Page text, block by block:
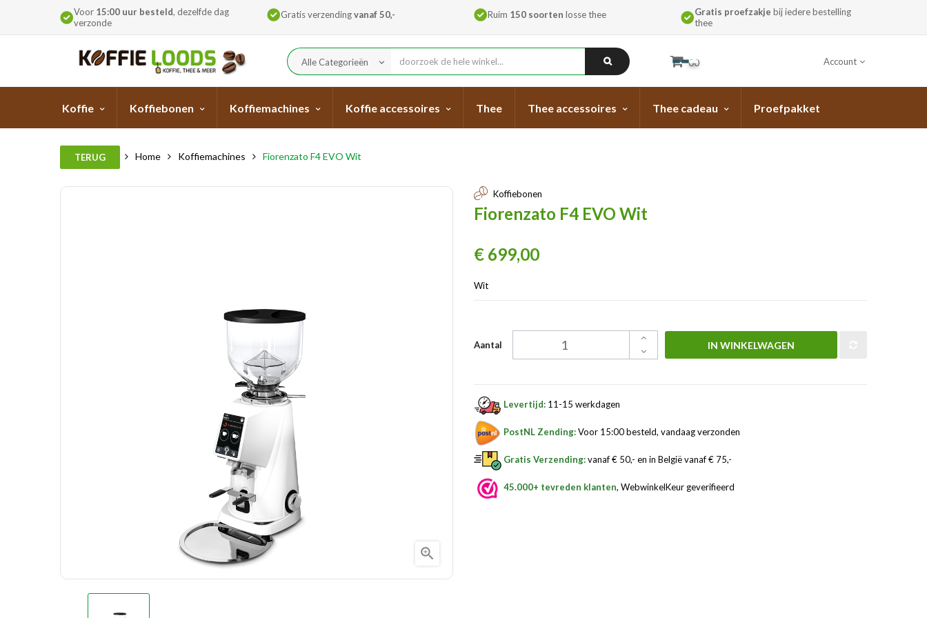
Voor 15:00 uur besteld, dezelfde dag
verzonde
Gratis verzendingvanaf 50,- Ruim 150 soorten losse thee Gratis proefzakje bij iedere bestelling
thee
Alle Categorieën keyboard_arrow_down 00 Account
Koffie Koffiebonen Koffiemachines Koffie accessoires Thee Thee accessoires Thee cadeau Proefpakket
TERUG Home Koffiemachines Fiorenzato F4 EVO Wit

Koffiebonen
Fiorenzato F4 EVO Wit
€ 699,00
Wit
Aantal IN WINKELWAGEN
Levertijd: 11-15 werkdagen
PostNL Zending:Voor 15:00 besteld, vandaag verzonden
Gratis Verzending:vanaf € 50,- en in België vanaf € 75,-
45.000+ tevreden klanten, WebwinkelKeur geverifieerd